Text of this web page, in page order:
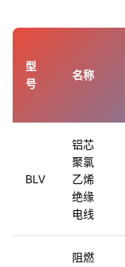
型
号
名称
BLV
铝芯
聚氯
乙烯
绝缘
电线
阻燃